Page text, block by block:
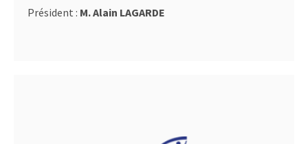
Président : M. Alain LAGARDE